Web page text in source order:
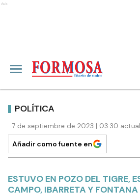
Ads
POLÍTICA
7 de septiembre de 2023 | 03:30
Añadir como fuente en
ESTUVO EN POZO DEL TIGRE,
CAMPO, IBARRETA Y FONTANA